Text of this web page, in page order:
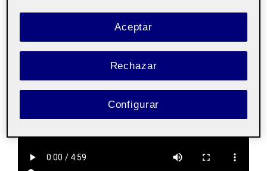
Materialidad y tecnología
Rechazar
Aceptar
Configurar